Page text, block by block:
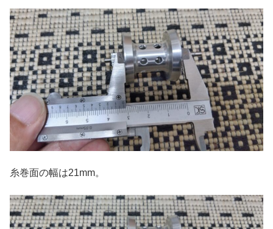
糸巻面の幅は21mm。